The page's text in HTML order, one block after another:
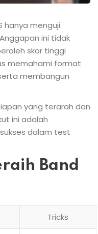
hanya menguji
ini tidak
skor tinggi
memahami format
membangun
yang terarah dan
ini adalah
dalam test
Band
Tricks